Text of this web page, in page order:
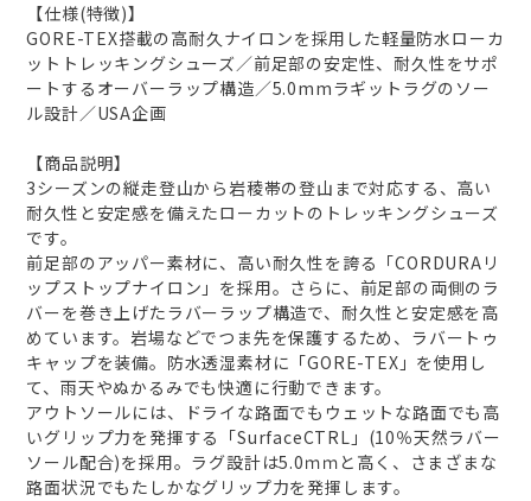
【仕様(特徴)】
GORE-TEX搭載の高耐久ナイロンを採用した軽量防水ローカ
ットトレッキングシューズ／前足部の安定性、耐久性をサポ
ートするオーバーラップ構造／5.0mmラギットラグのソー
ル設計／USA企画
【商品説明】
3シーズンの縦走登山から岩稜帯の登山まで対応する、高い
耐久性と安定感を備えたローカットのトレッキングシューズ
です。
前足部のアッパー素材に、高い耐久性を誇る「CORDURAリ
ップストップナイロン」を採用。さらに、前足部の両側のラ
バーを巻き上げたラバーラップ構造で、耐久性と安定感を高
めています。岩場などでつま先を保護するため、ラバートゥ
キャップを装備。防水透湿素材に「GORE-TEX」を使用し
て、雨天やぬかるみでも快適に行動できます。
アウトソールには、ドライな路面でもウェットな路面でも高
いグリップ力を発揮する「SurfaceCTRL」(10％天然ラバー
ソール配合)を採用。ラグ設計は5.0ｍｍと高く、さまざまな
路面状況でもたしかなグリップ力を発揮します。